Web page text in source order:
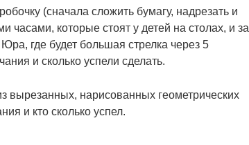
(сначала сложить бумагу, надрезать и
часами, которые стоят у детей на столах, и за
где будет большая стрелка через 5
и сколько успели сделать.
вырезанных, нарисованных геометрических
и кто сколько успел.